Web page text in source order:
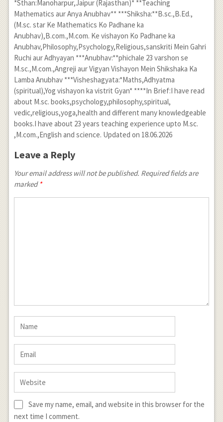
*Sthan:Manoharpur,Jaipur (Rajasthan)* **Teaching
Mathematics aur Anya Anubhav** ***Shiksha:**B.sc.,B.Ed.,
(M.sc. star Ke Mathematics Ko Padhane ka
Anubhav),B.com.,M.com. Ke vishayon Ko Padhane ka
Anubhav,Philosophy,Psychology,Religious,sanskriti Mein Gahri
Ruchi aur Adhyayan ***Anubhav:**phichale 23 varshon se
M.sc.,M.com.,Angreji aur Vigyan Vishayon Mein Shikshaka Ka
Lamba Anubhav ***Visheshagyata:*Maths,Adhyatma
(spiritual),Yog vishayon ka vistrit Gyan* ****In Brief:I have read
about M.sc. books,psychology,philosophy,spiritual,
vedic,religious,yoga,health and different many knowledgeable
books.I have about 23 years teaching experience upto M.sc.
,M.com.,English and science. Updated on 18.06.2026
Leave a Reply
Your email address will not be published. Required fields are
marked *
Save my name, email, and website in this browser for the
next time I comment.